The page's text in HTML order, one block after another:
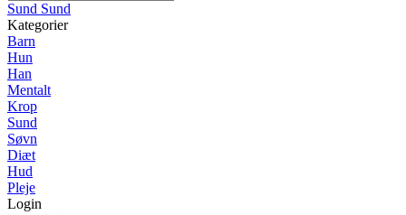
Sund Sund
Kategorier
Barn
Hun
Han
Mentalt
Krop
Sund
Søvn
Diæt
Hud
Pleje
Login